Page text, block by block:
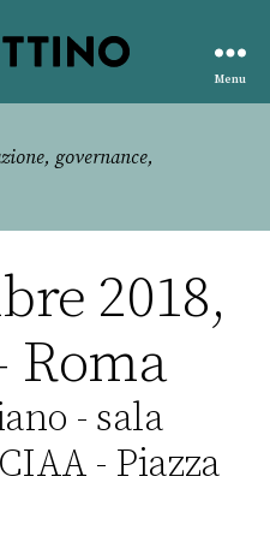
editore
Menu
governance,
2018,
Roma
- sala
- Piazza